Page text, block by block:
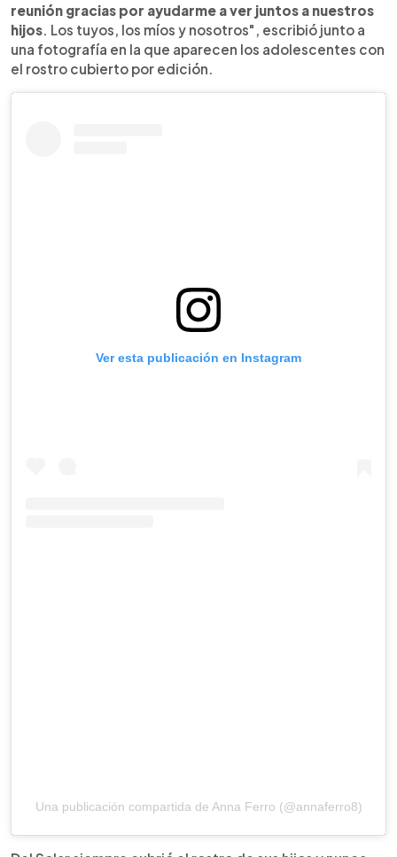
reunión gracias por ayudarme a ver juntos a nuestros
hijos . Los tuyos, los míos y nosotros", escribió junto a
una fotografía en la que aparecen los adolescentes con
el rostro cubierto por edición.
Ver esta publicación en Instagram
Una publicación compartida de Anna Ferro (@annaferro8)